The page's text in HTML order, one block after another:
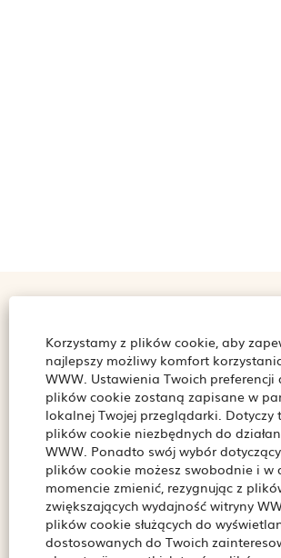
Korzystamy z plików cookie, aby
najlepszy możliwy komfort
WWW. Ustawienia Twoich preferencji
plików cookie zostaną zapisane w
lokalnej Twojej przeglądarki. Dotyczy
plików cookie niezbędnych do
WWW. Ponadto swój wybór
plików cookie możesz swobodnie i w
momencie zmienić, rezygnując z
zwiększających wydajność witryny
plików cookie służących do
dostosowanych do Twoich
Benefity
Sklep
Magazyn
Biuro
Studenci i Programy Talentowe
Poznaj nas
Aktualne oferty